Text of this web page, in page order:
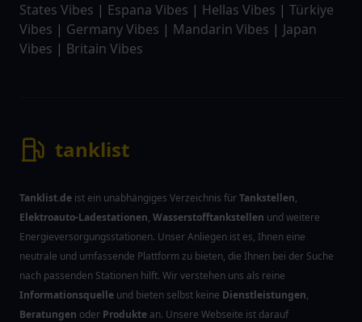
States Vibes | Espana Vibes | Hellas Vibes | Türkiye
Vibes | Germany Vibes | Mandarin Vibes | Japan
Vibes | Britain Vibes
tanklist
Tanklist.de ist ein unabhängiges Verzeichnis fürTankstellen,
Elektroauto-Ladestationen, Wasserstofftankstellen und weitere
Energieversorgungsstationen. Unser Anliegen ist es, Ihnen eine
neutrale und umfassende Plattform zu bieten, die Ihnen bei der Suche
nach passenden Stationen hilft. Wir verstehen uns als reine
Informationsquelle und bieten selbst keine Dienstleistungen,
Beratungen oder Produkte an. Unsere Webseite ist darauf